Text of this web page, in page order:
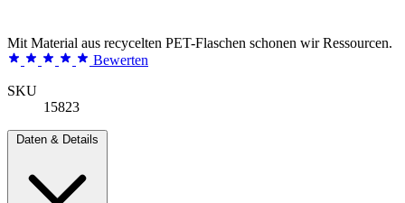
Mit Material aus recycelten PET-Flaschen schonen wir Ressourcen.
Bewerten
SKU
15823
Daten & Details